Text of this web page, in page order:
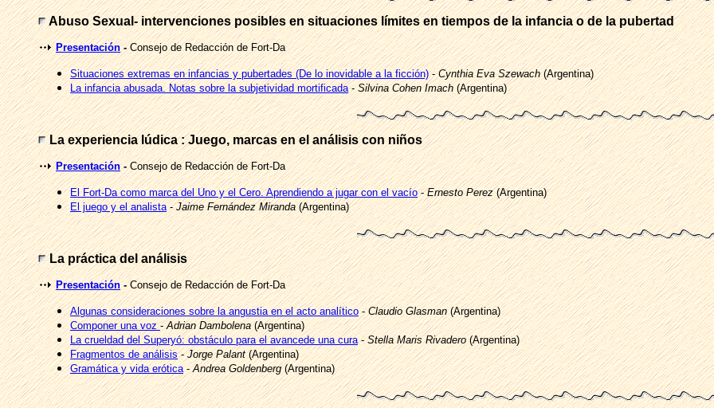
Abuso Sexual- intervenciones posibles en situaciones límites en tiempos de la infancia o de la pubertad
Presentación -Consejo de Redacción de Fort-Da
Situaciones extremas en infancias y pubertades (De lo inovidable a la ficción)-Cynthia Eva Szewach(Argentina)
La infancia abusada. Notas sobre la subjetividad mortificada-Silvina Cohen Imach(Argentina)
La experiencia lúdica : Juego, marcas en el análisis con niños
Presentación -Consejo de Redacción de Fort-Da
El Fort-Da como marca del Uno y el Cero. Aprendiendo a jugar con el vacío-Ernesto Perez(Argentina)
El juego y el analista-Jaime Fernández Miranda(Argentina)
La práctica del análisis
Presentación -Consejo de Redacción de Fort-Da
Algunas consideraciones sobre la angustia en el acto analítico-Claudio Glasman(Argentina)
Componer una voz-Adrian Dambolena(Argentina)
La crueldad del Superyó: obstáculo para el avancede una cura-Stella Maris Rivadero(Argentina)
Fragmentos de análisis-Jorge Palant(Argentina)
Gramática y vida erótica-Andrea Goldenberg(Argentina)